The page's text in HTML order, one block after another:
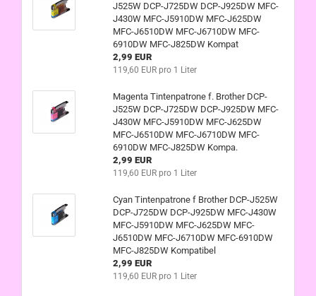
J525W DCP-J725DW DCP-J925DW MFC-
J430W MFC-J5910DW MFC-J625DW
MFC-J6510DW MFC-J6710DW MFC-
6910DW MFC-J825DW Kompat
2,99 EUR
119,60 EUR pro 1 Liter
Magenta Tintenpatrone f. Brother DCP-
J525W DCP-J725DW DCP-J925DW MFC-
J430W MFC-J5910DW MFC-J625DW
MFC-J6510DW MFC-J6710DW MFC-
6910DW MFC-J825DW Kompa.
2,99 EUR
119,60 EUR pro 1 Liter
Cyan Tintenpatrone f Brother DCP-J525W
DCP-J725DW DCP-J925DW MFC-J430W
MFC-J5910DW MFC-J625DW MFC-
J6510DW MFC-J6710DW MFC-6910DW
MFC-J825DW Kompatibel
2,99 EUR
119,60 EUR pro 1 Liter